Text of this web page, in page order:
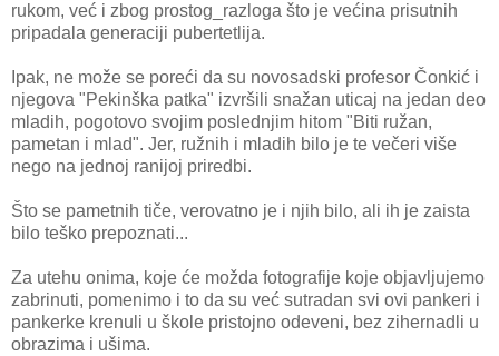
rukom, već i zbog prostog_razloga što je većina prisutnih
pripadala generaciji pubertetlija.
Ipak, ne može se poreći da su novosadski profesor Čonkić i
njegova "Pekinška patka" izvršili snažan uticaj na jedan deo
mladih, pogotovo svojim poslednjim hitom "Biti ružan,
pametan i mlad". Jer, ružnih i mladih bilo je te večeri više
nego na jednoj ranijoj priredbi.
Što se pametnih tiče, verovatno je i njih bilo, ali ih je zaista
bilo teško prepoznati...
Za utehu onima, koje će možda fotografije koje objavljujemo
zabrinuti, pomenimo i to da su već sutradan svi ovi pankeri i
pankerke krenuli u škole pristojno odeveni, bez zihernadli u
obrazima i ušima.